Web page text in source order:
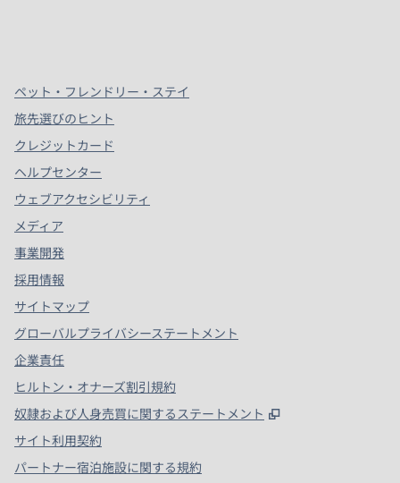
ペット・フレンドリー・ステイ
旅先選びのヒント
クレジットカード
ヘルプセンター
ウェブアクセシビリティ
メディア
事業開発
採用情報
サイトマップ
グローバルプライバシーステートメント
企業責任
ヒルトン・オナーズ割引規約
奴隷および人身売買に関するステートメント
,
サイト利用契約
パートナー宿泊施設に関する規約